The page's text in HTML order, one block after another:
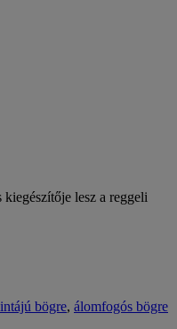
lesz a reggeli
bögre, álomfogós bögre